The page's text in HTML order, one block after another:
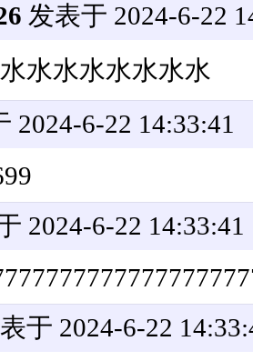
发表于 2024-6-22
水水水水水水水
2024-6-22 14:33:41
2024-6-22 14:33:41
于 2024-6-22